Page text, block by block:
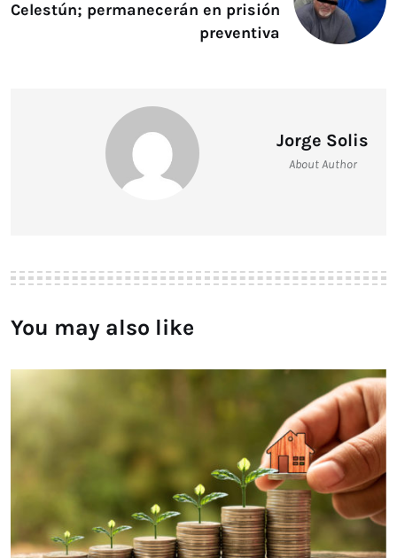
Celestún; permanecerán en prisión
preventiva
Jorge Solis
About Author
You may also like